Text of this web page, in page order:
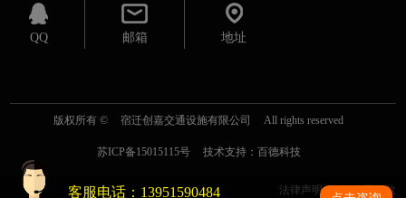
客服电话：13951590484
QQ 邮箱 地址
版权所有 © 宿迁创嘉交通设施有限公司 All rights reserved
苏ICP备15015115号 技术支持： 百德科技
法律声明 使用条款